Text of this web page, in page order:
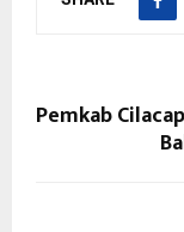
Pemkab